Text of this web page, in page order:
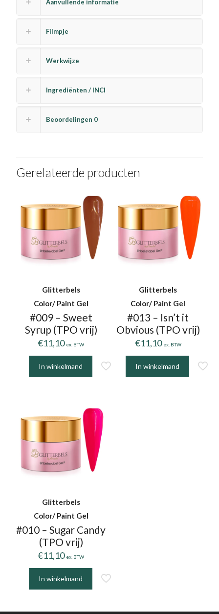
Aanvullende informatie
Filmpje
Werkwijze
Ingrediënten / INCI
Beoordelingen 0
Gerelateerde producten
Glitterbels
Color/ Paint Gel
#009 – Sweet
Syrup (TPO vrij)
€11,10 ex. BTW
In winkelmand
Glitterbels
Color/ Paint Gel
#013 – Isn’t it
Obvious (TPO vrij)
€11,10 ex. BTW
In winkelmand
Glitterbels
Color/ Paint Gel
#010 – Sugar Candy
(TPO vrij)
€11,10 ex. BTW
In winkelmand